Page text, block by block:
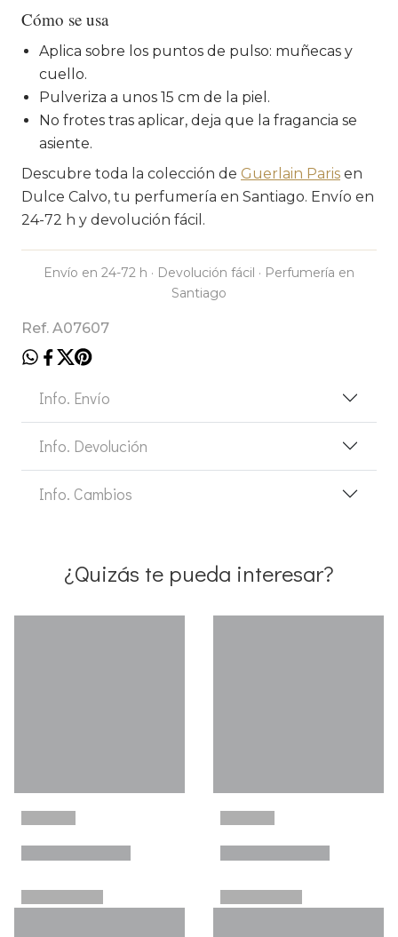
Cómo se usa
Aplica sobre los puntos de pulso: muñecas y
cuello.
Pulveriza a unos 15 cm de la piel.
No frotes tras aplicar, deja que la fragancia se
asiente.
Descubre toda la colección de Guerlain Paris en
Dulce Calvo, tu perfumería en Santiago. Envío en
24-72 h y devolución fácil.
Envío en 24-72 h · Devolución fácil · Perfumería en
Santiago
Ref. A07607
Info. Envío
Info. Devolución
Info. Cambios
¿Quizás te pueda interesar?